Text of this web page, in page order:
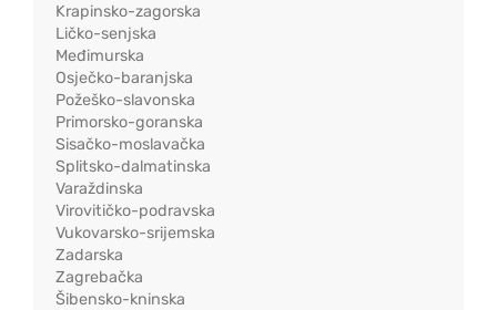
Krapinsko-zagorska
Ličko-senjska
Međimurska
Osječko-baranjska
Požeško-slavonska
Primorsko-goranska
Sisačko-moslavačka
Splitsko-dalmatinska
Varaždinska
Virovitičko-podravska
Vukovarsko-srijemska
Zadarska
Zagrebačka
Šibensko-kninska